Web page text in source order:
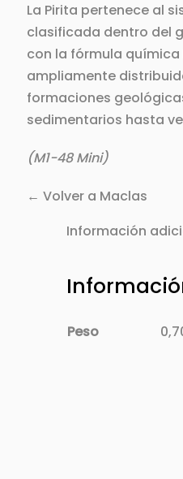
La Pirita pertenece al
clasificada dentro del
con la fórmula química
ampliamente
formaciones
sedimentarios hasta
(M1-48 Mini)
← Volver a Maclas
Información
Peso